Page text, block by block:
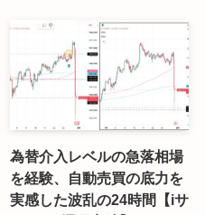
為替介入レベルの急落相場
を経験、自動売買の底力を
実感した波乱の24時間【iサ